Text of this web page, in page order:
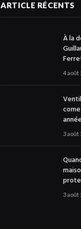
ARTICLE RÉCENTS
À la
4 août
3 août
3 août